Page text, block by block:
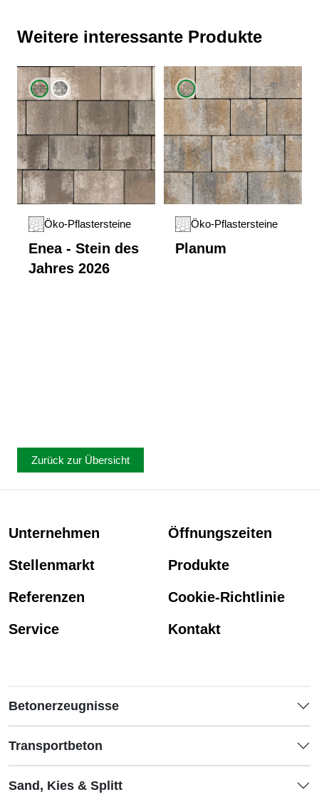
Weitere interessante Produkte
Öko-Pflastersteine
Enea - Stein des
Jahres 2026
Öko-Pflastersteine
Planum
Zurück zur Übersicht
Unternehmen Öffnungszeiten
Stellenmarkt Produkte
Referenzen Cookie-Richtlinie
Service Kontakt
Betonerzeugnisse
Transportbeton
Sand, Kies & Splitt